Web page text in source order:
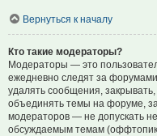
Вернуться к началу
Кто такие модераторы?
Модераторы — это
ежедневно следят за
удалять сообщения,
объединять темы на форуме,
модераторов — не допускать
обсуждаемым темам